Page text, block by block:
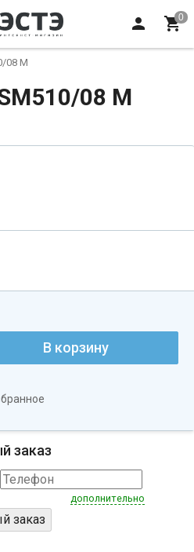
08 M
08 M
В корзину
заказ
дополнительно